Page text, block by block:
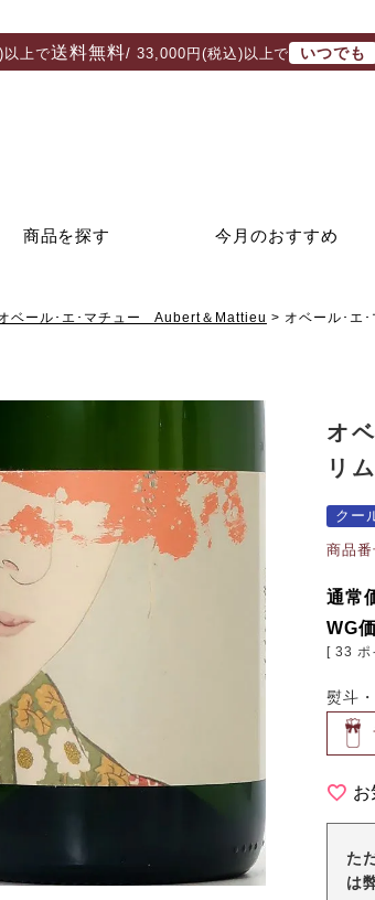
以上で送料無料/ 33,000円(税込)以上で いつでも
商品を探す 今月のおすすめ
ベール･エ･マチュー Aubert＆Mattieu オベール･
オ
リ
クー
商品
通常
WG
[ 33
熨斗
お
た
は